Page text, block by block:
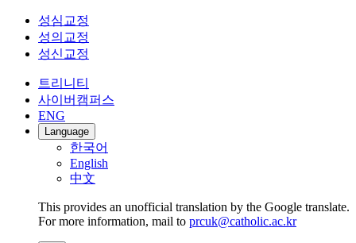
성심교정
성의교정
성신교정
트리니티
사이버캠퍼스
ENG
Language
한국어
English
中文
This provides an unofficial translation by the Google translate.
For more information, mail to prcuk@catholic.ac.kr